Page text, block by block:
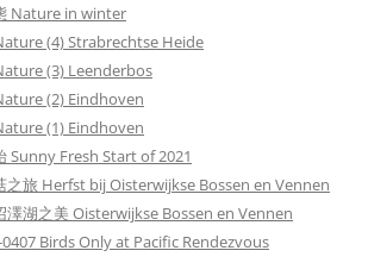
Nature in winter
(4) Strabrechtse Heide
(3) Leenderbos
(2) Eindhoven
(1) Eindhoven
Sunny Fresh Start of 2021
之旅 Herfst bij Oisterwijkse Bossen en Vennen
澤湖之美 Oisterwijkse Bossen en Vennen
Birds Only at Pacific Rendezvous